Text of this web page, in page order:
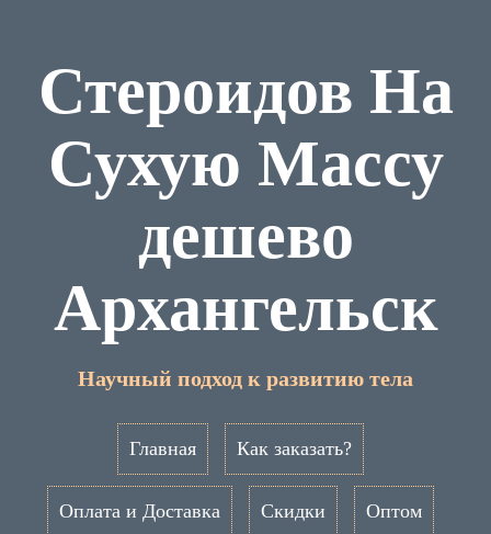
Стероидов На
Сухую Массу
дешево
Архангельск
Научный подход к развитию тела
Главная Как заказать?
Оплата и Доставка Скидки Оптом